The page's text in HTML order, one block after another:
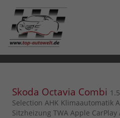
Skoda Octavia Combi
Selection AHK Klimaautomatik
Sitzheizung TWA Apple